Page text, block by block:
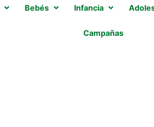
Bebés Infancia
Campañas